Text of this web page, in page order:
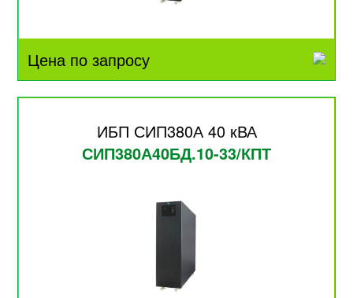
Цена по запросу
ИБП СИП380А 40 кВА
СИП380А40БД.10-33/КПТ